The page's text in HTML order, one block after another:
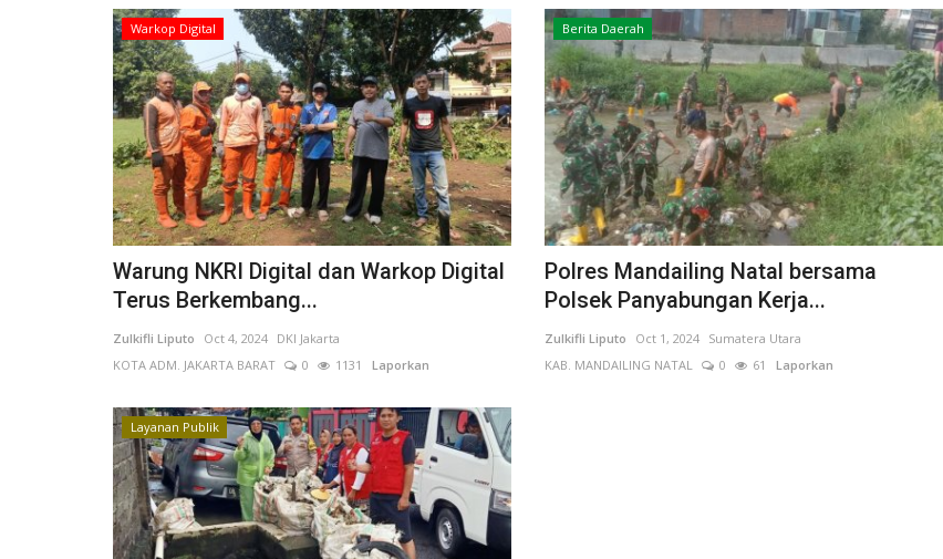
Warkop Digital
Warung NKRI Digital dan Warkop Digital
Terus Berkembang...
Zulkifli Liputo Oct 4, 2024 DKI Jakarta
KOTA ADM. JAKARTA BARAT
0 1131 Laporkan
Berita Daerah
Polres Mandailing Natal bersama
Polsek Panyabungan Kerja...
Zulkifli Liputo Oct 1, 2024 Sumatera Utara
KAB. MANDAILING NATAL
0 61 Laporkan
Layanan Publik